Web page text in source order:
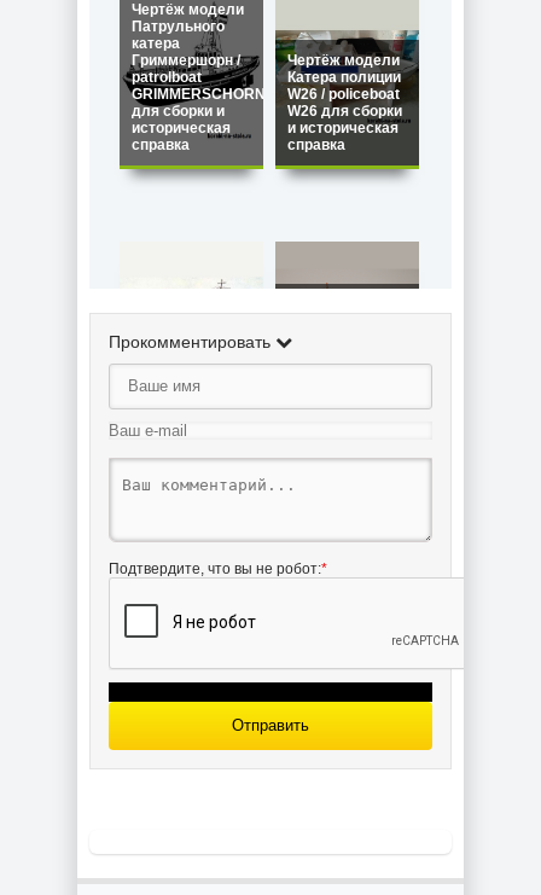
Чертёж модели
Патрульного
катера
Гриммершорн /
patrolboat
GRIMMERSCHORN
для сборки и
историческая
справка
Чертёж модели
Катера полиции
W26 / policeboat
W26 для сборки
и историческая
справка
Спасательной
для сборки и
историческая
справка
лодки (Швеция)
историческая
Чертёж модели
Пожарного
Эльбехафен /
fireguard-tug
для сборки и
историческая
справка
Прокомментировать
Подтвердите, что вы не робот:*
Отправить